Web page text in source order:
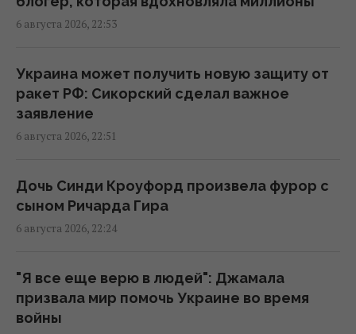
баллистики
"Динамо" одержало важную победу в
квалификации Лиги конференций
21:57 четверг, 06 августа 2026
Анчоусы или сардины: какая рыба
полезнее
21:47 четверг, 06 августа 2026
В Украину может поступить
противодроновая ракета CM-70 из Канады,
– СМИ
6 августа 2026, 22:53
Украина может получить новую защиту от
ракет РФ: Сикорский сделал важное
заявление
6 августа 2026, 22:51
Дочь Синди Кроуфорд произвела фурор с
сыном Ричарда Гира
6 августа 2026, 22:24
"Я все еще верю в людей": Джамала
призвала мир помочь Украине во время
войны